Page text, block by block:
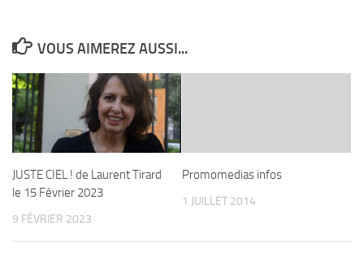
VOUS AIMEREZ AUSSI...
JUSTE CIEL ! de Laurent Tirard
le 15 Février 2023
9 FÉVRIER 2023
Promomedias infos
1 JUILLET 2014